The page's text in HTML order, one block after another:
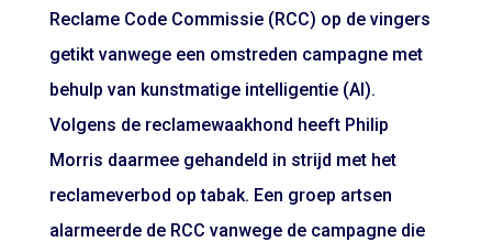
Reclame Code Commissie (RCC) op de vingers
getikt vanwege een omstreden campagne met
behulp van kunstmatige intelligentie (AI).
Volgens de reclamewaakhond heeft Philip
Morris daarmee gehandeld in strijd met het
reclameverbod op tabak. Een groep artsen
alarmeerde de RCC vanwege de campagne die